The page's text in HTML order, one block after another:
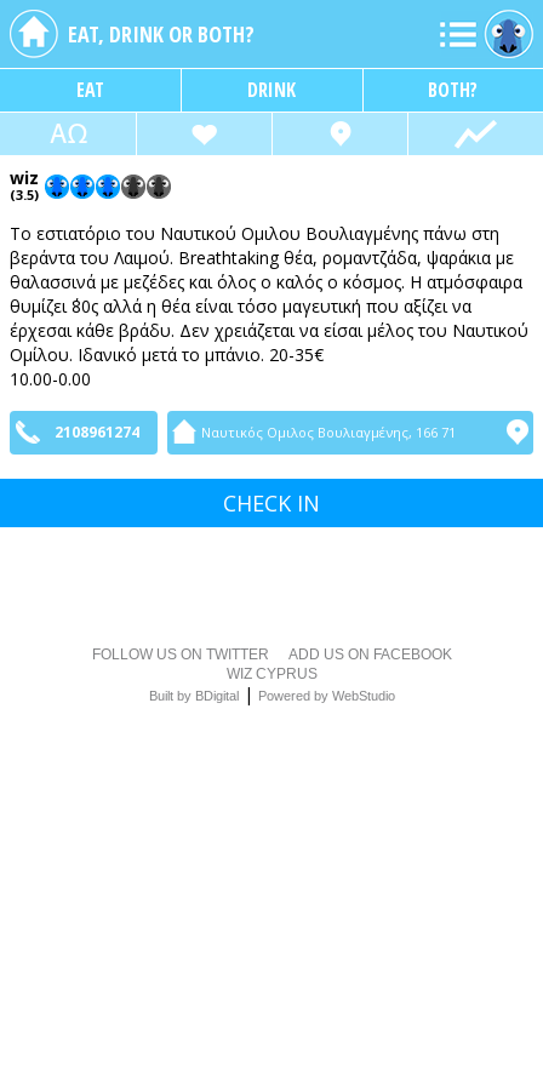
EAT, DRINK OR BOTH?
EAT DRINK BOTH?
wiz
(3.5)
Το εστιατόριο του Ναυτικού Ομιλου Βουλιαγμένης πάνω στη
βεράντα του Λαιμού. Βreathtaking θέα, ρομαντζάδα, ψαράκια με
θαλασσινά με μεζέδες και όλος ο καλός ο κόσμος. Η ατμόσφαιρα
θυμίζει ΄80ς αλλά η θέα είναι τόσο μαγευτική που αξίζει να
έρχεσαι κάθε βράδυ. Δεν χρειάζεται να είσαι μέλος του Ναυτικού
Ομίλου. Ιδανικό μετά το μπάνιο. 20-35€
10.00-0.00
2108961274 Ναυτικός Ομιλος Βουλιαγμένης, 166 71
CHECK IN
FOLLOW US ON TWITTER
ADD US ON FACEBOOK
WIZ CYPRUS
Built by BDigital| Powered by WebStudio